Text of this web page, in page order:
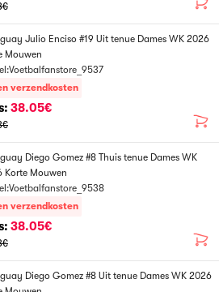
Julio Enciso #19 Uit tenue Dames WK 2026
Mouwen
verzendkosten
38.05€
Diego Gomez #8 Thuis tenue Dames WK
Korte Mouwen
verzendkosten
38.05€
Diego Gomez #8 Uit tenue Dames WK 2026